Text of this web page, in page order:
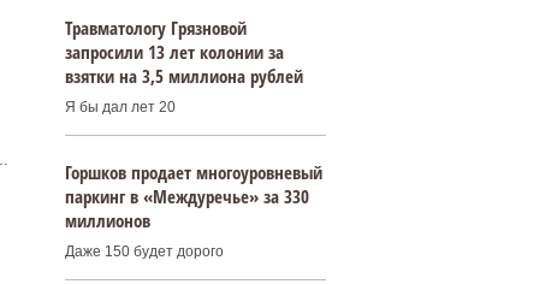
Травматологу Грязновой
запросили 13 лет колонии за
взятки на 3,5 миллиона рублей
Я бы дал лет 20
Горшков продает многоуровневый
паркинг в «Междуречье» за 330
миллионов
Даже 150 будет дорого